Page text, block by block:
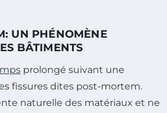
UN PHÉNOMÈNE
BÂTIMENTS
prolongé suivant une
fissures dites post-mortem.
naturelle des matériaux et ne